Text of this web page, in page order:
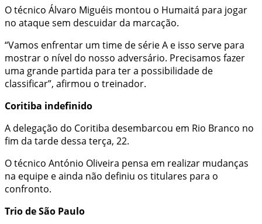
O técnico Álvaro Miguéis montou o Humaitá para jogar
no ataque sem descuidar da marcação.
“Vamos enfrentar um time de série A e isso serve para
mostrar o nível do nosso adversário. Precisamos fazer
uma grande partida para ter a possibilidade de
classificar”, afirmou o treinador.
Coritiba indefinido
A delegação do Coritiba desembarcou em Rio Branco no
fim da tarde dessa terça, 22.
O técnico António Oliveira pensa em realizar mudanças
na equipe e ainda não definiu os titulares para o
confronto.
Trio de São Paulo